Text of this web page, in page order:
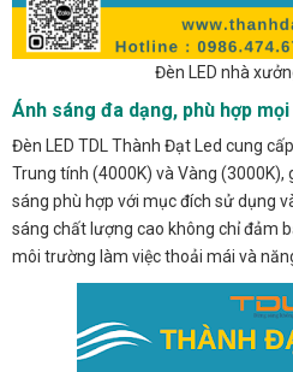
Đèn LED nhà
Ánh sáng đa dạng, phù hợp
Đèn LED TDL Thành Đạt Led cung
Trung tính (4000K) và Vàng
sáng phù hợp với mục đích sử dụng
sáng chất lượng cao không chỉ đảm
môi trường làm việc thoải mái và